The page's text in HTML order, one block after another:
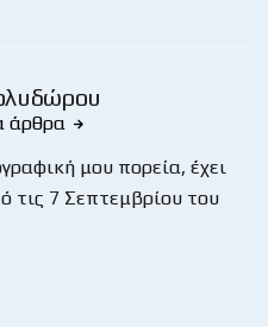
άρθρα
μου πορεία, έχει
τις 7 Σεπτεμβρίου του